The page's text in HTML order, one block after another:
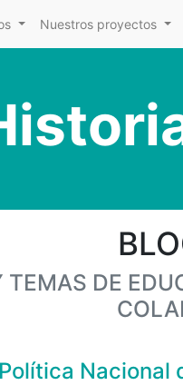
Nuestros proyectos
DE
Nacional